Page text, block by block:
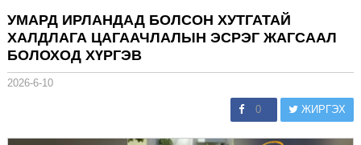
УМАРД ИРЛАНДАД БОЛСОН ХУТГАТАЙ
ХАЛДЛАГА ЦАГААЧЛАЛЫН ЭСРЭГ ЖАГСААЛ
БОЛОХОД ХҮРГЭВ
2026-6-10
0 ЖИРГЭХ